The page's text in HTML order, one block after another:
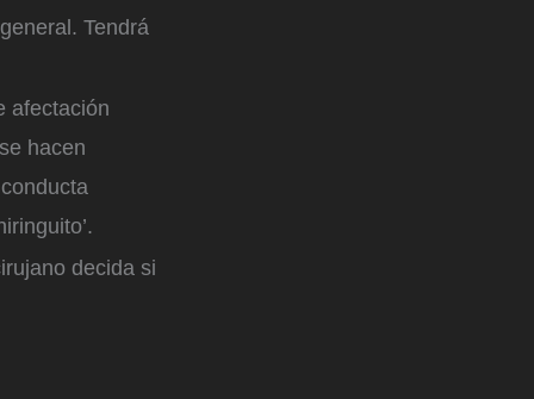
Tendrá
afectación
hacen
decida si